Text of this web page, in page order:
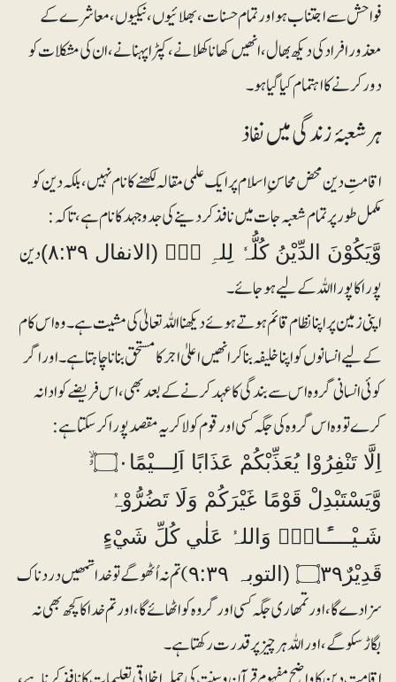
فواحش سے اجتناب ہو اور تمام حسنات ، بھلائیوں ، نیکیوں ، معاشرے کے
معذور افراد کی دیکھ بھال، انھیں کھانا کھلانے ، کپڑا پہنانے ، ان کی مشکلات کو
دور کرنے کا اہتمام کیا گیا ہو۔
ہرشعبۂ زندگی میں نفاذ
اقامتِ دین محض محاسنِ اسلام پر ایک علمی مقالہ لکھنے کا نام نہیں، بلکہ دین کو
مکمل طور پر تمام شعبہ جات میں نافذ کر دینے کی جدوجہد کا نام ہے، تاکہ:
وَّيَكُوْنَ الدِّيْنُ كُلُّہٗ لِلہِ ۝۰ۚ (الانفال ۸:۳۹)
دین
پورا کا پورا اللہ کے لیے ہو جائے۔
اپنی زمین پر اپنا نظام قائم ہوتے ہوئے دیکھنا اللہ تعالیٰ کی مشیت ہے۔ وہ اس کام
کے لیے انسانوں کو اپنا خلیفہ بنا کر انھیں اعلیٰ اجر کا مستحق بنانا چاہتا ہے۔ اور اگر
کوئی انسانی گروہ اس سے بندگی کا عہد کرنے کے بعد بھی، اس فریضے کو ادا نہ
کرے تو وہ اس گروہ کی جگہ کسی اور قوم کو لاکر یہ مقصد پورا کر سکتا ہے:
اِلَّا تَنْفِرُوْا يُعَذِّبْكُمْ عَذَابًا اَلِـــيْمًا۝۰ۥۙ
وَّيَسْتَبْدِلْ قَوْمًا غَيْرَكُمْ وَلَا تَضُرُّوْہُ
شَـيْــــًٔـا۝۰ۭ وَاللہُ عَلٰي كُلِّ شَيْءٍ
قَدِيْرٌ۝۳۹ (التوبہ ۹:۳۹
)تم نہ اُٹھو گے تو خدا تمھیں درد ناک
سزا دے گا ، اور تمھاری جگہ کسی اور گروہ کو اٹھائے گا ، اور تم خدا کا کچھ بھی نہ
بگاڑ سکو گے، اور اللہ ہرچیز پر قدرت رکھتا ہے۔